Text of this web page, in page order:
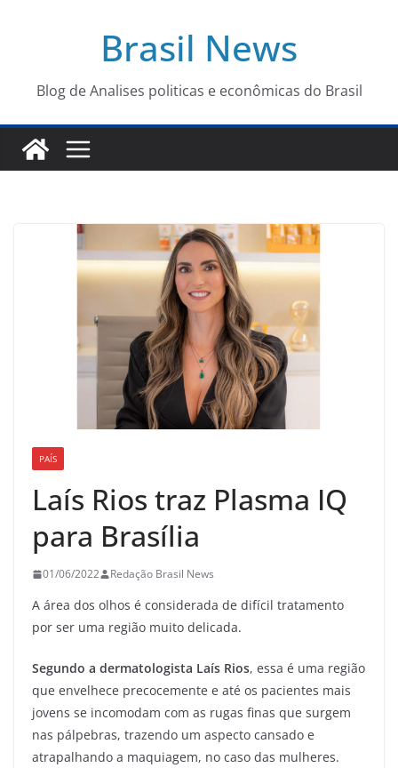
conteúdo
Brasil News
Blog de Analises politicas e econômicas do Brasil
PAÍS
Laís Rios traz Plasma IQ
para Brasília
01/06/2022 Redação Brasil News
A área dos olhos é considerada de difícil tratamento
por ser uma região muito delicada.
Segundo a dermatologista Laís Rios, essa é uma região
que envelhece precocemente e até os pacientes mais
jovens se incomodam com as rugas finas que surgem
nas pálpebras, trazendo um aspecto cansado e
atrapalhando a maquiagem, no caso das mulheres.